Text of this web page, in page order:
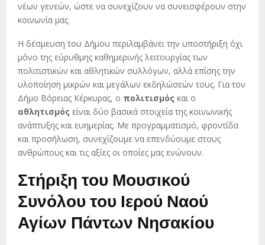
νέων γενεών, ώστε να συνεχίζουν να συνεισφέρουν στην
κοινωνία μας.
Η δέσμευση του Δήμου περιλαμβάνει την υποστήριξη όχι
μόνο της εύρυθμης καθημερινής λειτουργίας των
πολιτιστικών και αθλητικών συλλόγων, αλλά επίσης την
υλοποίηση μικρών και μεγάλων εκδηλώσεών τους. Για τον
Δήμο Βόρειας Κέρκυρας, ο πολιτισμός και ο
αθλητισμός είναι δύο βασικά στοιχεία της κοινωνικής
ανάπτυξης και ευημερίας. Με προγραμματισμό, φροντίδα
και προσήλωση, συνεχίζουμε να επενδύουμε στους
ανθρώπους και τις αξίες οι οποίες μας ενώνουν.
Στήριξη του Μουσικού
Συνόλου του Ιερού Ναού
Αγίων Πάντων Νησακίου